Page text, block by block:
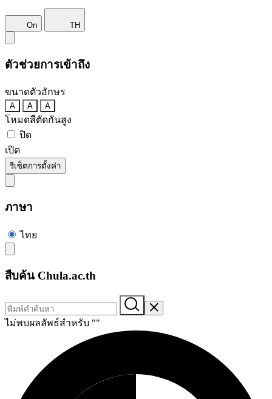
On TH
ตัวช่วยการเข้าถึง
ขนาดตัวอักษร
A A A
โหมดสีตัดกันสูง
ปิด
เปิด
รีเซ็ตการตั้งค่า
ภาษา
ไทย
สืบค้น Chula.ac.th
ไม่พบผลลัพธ์สำหรับ ""